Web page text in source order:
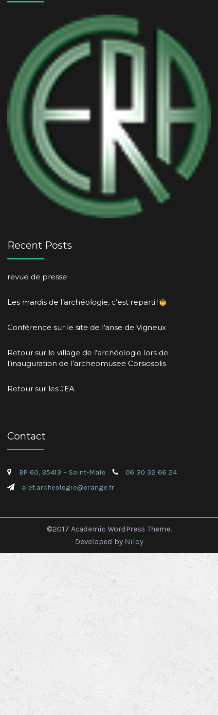
Recent Posts
revue de presse
Les mardis de l’archéologie, c’est reparti !
Conférence sur le site de l’anse de Vigneux
Retour sur le village de l’archéologie lors de
l’inauguration de l’archeomusee Corsiosolis
Retour sur les JEA
Contact
BP 60, 35413 – Saint-Malo
06 30 32 66 24
alet.archeologie@orange.fr
©2017 Academic WordPress Theme.
Developed by Niloy